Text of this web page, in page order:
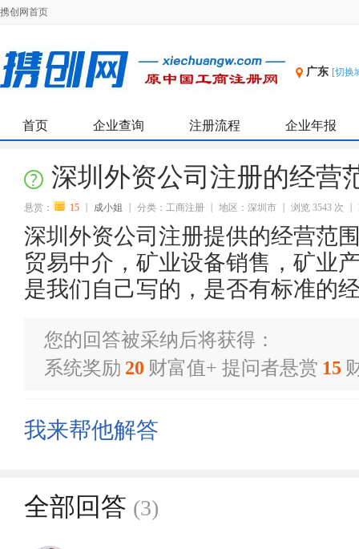
携创网首页
广东 [切换
首页 企业查询 注册流程 企业年报
深圳外资公司注册的经营
悬赏： 15 成小姐 分类：工商注册 地区：深圳市 浏览 3543 次
深圳外资公司注册提供的经营范
贸易中介，矿业设备销售，矿业
是我们自己写的，是否有标准的
您的回答被采纳后将获得：
系统奖励 20 财富值+ 提问者悬赏 15
我来帮他解答
全部回答 (3)